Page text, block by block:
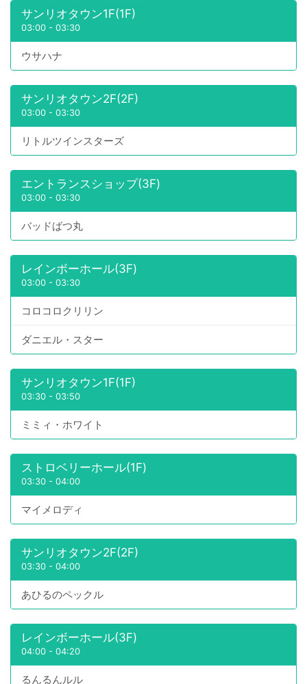
サンリオタウン1F(1F)
03:00 - 03:30
ウサハナ
サンリオタウン2F(2F)
03:00 - 03:30
リトルツインスターズ
エントランスショップ(3F)
03:00 - 03:30
バッドばつ丸
レインボーホール(3F)
03:00 - 03:30
コロコロクリリン
ダニエル・スター
サンリオタウン1F(1F)
03:30 - 03:50
ミミィ・ホワイト
ストロベリーホール(1F)
03:30 - 04:00
マイメロディ
サンリオタウン2F(2F)
03:30 - 04:00
あひるのペックル
レインボーホール(3F)
04:00 - 04:20
るんるんルル